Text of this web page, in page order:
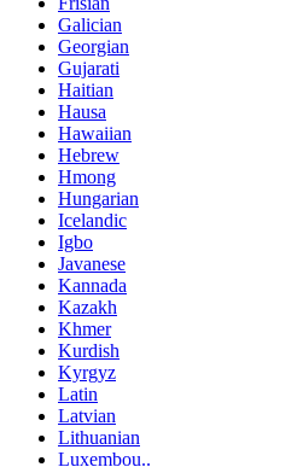
Galician
Georgian
Gujarati
Haitian
Hausa
Hawaiian
Hebrew
Hmong
Hungarian
Icelandic
Igbo
Javanese
Kannada
Kazakh
Khmer
Kurdish
Kyrgyz
Latin
Latvian
Lithuanian
Luxembou..